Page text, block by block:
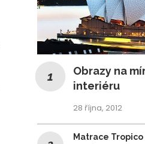
Obrazy na
interiéru
28 října, 2012
Matrace